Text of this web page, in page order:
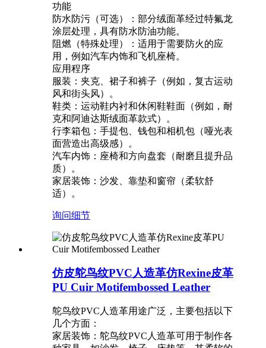
功能
防水防污（可选）：部分绒面革经过特氟龙
涂层处理，具有防水防油功能。
阻燃（特殊处理）：适用于需要防火的应
用，例如汽车内饰和飞机座椅。
应用程序
服装：夹克、裙子和裤子（例如，复古运动
风和街头风）。
鞋类：运动鞋内衬和休闲鞋鞋面（例如，耐
克和阿迪达斯绒面革款式）。
行李箱包：手提包、钱包和相机包（哑光表
面营造出高级感）。
汽车内饰：座椅和方向盘套（耐磨且提升品
质）。
家居装饰：沙发、靠垫和窗帘（柔软舒
适）。
询问细节
仿皮鸵鸟纹PVC人造革仿Rexine皮革
PU Cuir Motifembossed Leather
鸵鸟纹PVC人造革用途广泛，主要包括以下
几个方面：
家居装饰：鸵鸟纹PVC人造革可用于制作各